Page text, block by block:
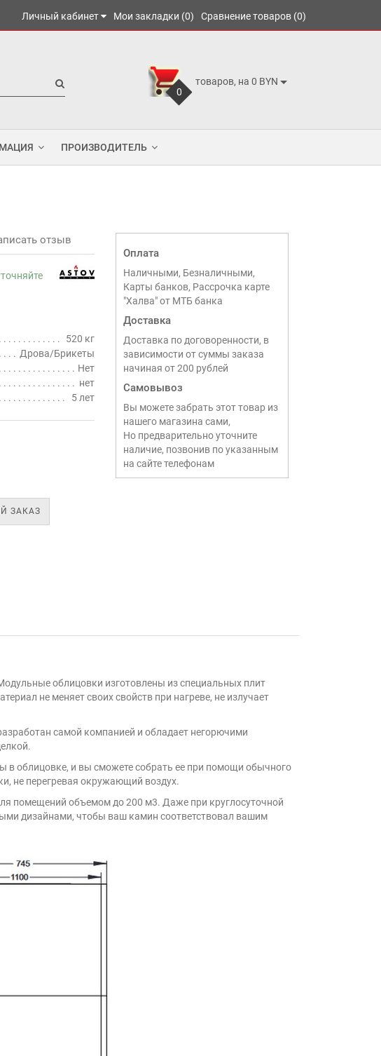
Личный кабинет Мои закладки (0) Сравнение товаров (0)
0
товаров, на 0 BYN
ПРОИЗВОДИТЕЛЬ
отзыв
520 кг
Дрова/Брикеты
Нет
нет
5 лет
ЗАКАЗ
Оплата
Наличными, Безналичными,
Карты банков, Рассрочка карте
"Халва" от МТБ банка
Доставка
Доставка по договоренности, в
зависимости от суммы заказа
начиная от 200 рублей
Самовывоз
Вы можете забрать этот товар из
нашего магазина сами,
Но предварительно уточните
наличие, позвонив по указанным
на сайте телефонам
облицовки изготовлены из специальных плит
не меняет своих свойств при нагреве, не излучает
самой компанией и обладает негорючими
в облицовке, и вы сможете собрать ее при помощи обычного
не перегревая окружающий воздух.
помещений объемом до 200 м3. Даже при круглосуточной
дизайнами, чтобы ваш камин соответствовал вашим